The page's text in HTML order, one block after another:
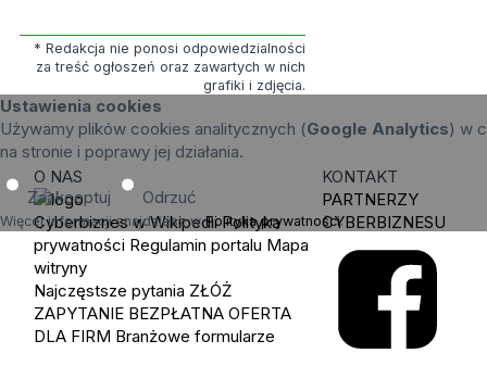
* Redakcja nie ponosi odpowiedzialności
za treść ogłoszeń oraz zawartych w nich
grafiki i zdjęcia.
Ustawienia cookies
Używamy plików cookies analitycznych (Google Analytics) w
na stronie i poprawy jej działania.
Zaakceptuj Odrzuć
Więcej informacji znajdziesz wPolityka prywatności.
O NAS
Cyberbiznes w Wikipedii Polityka
prywatności Regulamin portalu Mapa
witryny
Najczęstsze pytania ZŁÓŻ
ZAPYTANIE BEZPŁATNA OFERTA
DLA FIRM Branżowe formularze
KONTAKT
PARTNERZY
CYBERBIZNESU